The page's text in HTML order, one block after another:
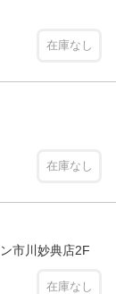
在庫なし
在庫なし
市川妙典店2F
在庫なし